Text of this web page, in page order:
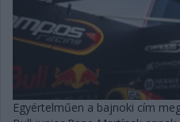
Egyértelműen a bajnoki cím